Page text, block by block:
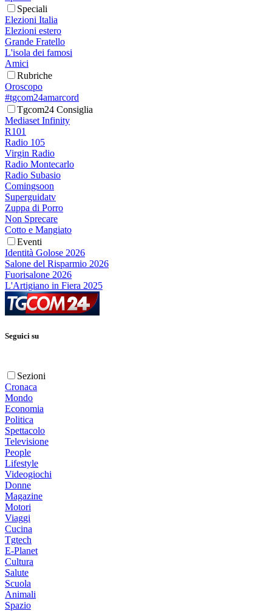
Speciali
Elezioni Italia
Elezioni estero
Grande Fratello
L'isola dei famosi
Amici
Rubriche
Oroscopo
#tgcom24amarcord
Tgcom24 Consiglia
Mediaset Infinity
R101
Radio 105
Virgin Radio
Radio Montecarlo
Radio Subasio
Comingsoon
Superguidatv
Zuppa di Porro
Non Sprecare
Cotto e Mangiato
Eventi
Identità Golose 2026
Salone del Risparmio 2026
Fuorisalone 2026
L'Artigiano in Fiera 2025
Seguici su
Sezioni
Cronaca
Mondo
Economia
Politica
Spettacolo
Televisione
People
Lifestyle
Videogiochi
Donne
Magazine
Motori
Viaggi
Cucina
Tgtech
E-Planet
Cultura
Salute
Scuola
Animali
Spazio